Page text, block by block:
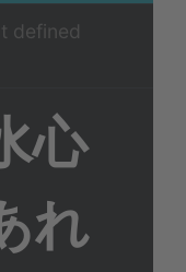
defined
心
れ